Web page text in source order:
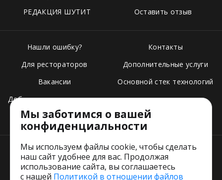
РЕДАКЦИЯ ШУТИТ
Оставить отзыв
Нашли ошибку?
Для рестораторов
Вакансии
Добавить свое заведение
Тарифы
Контакты
Дополнительные услуги
Основной стек технологий
Пользовательское соглашение
Мы заботимся о вашей
конфиденциальности
Мы используем файлы cookie, чтобы сделать
наш сайт удобнее для вас. Продолжая
использование сайта, вы соглашаетесь
с нашей Политикой в отношении файлов